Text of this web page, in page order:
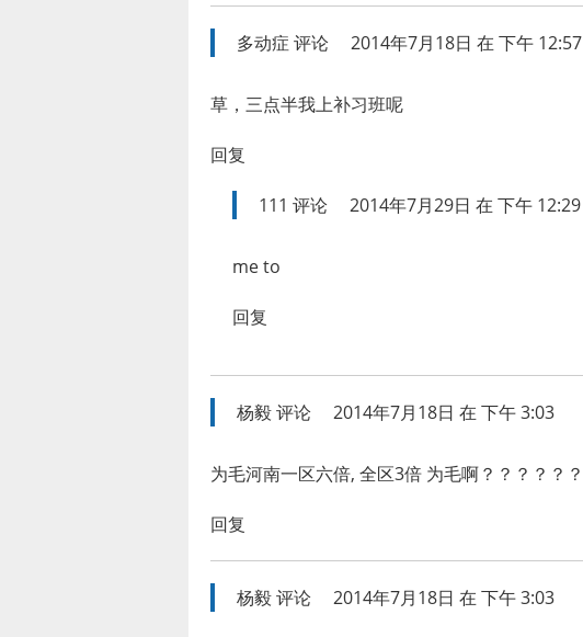
多动症评论 2014年7月18日 在 下午 12:57
草，三点半我上补习班呢
回复
111 评论 2014年7月29日 在 下午 12:29
me to
回复
杨毅评论 2014年7月18日 在 下午 3:03
为毛河南一区六倍, 全区3倍 为毛啊？？？？？？
回复
杨毅评论 2014年7月18日 在 下午 3:03